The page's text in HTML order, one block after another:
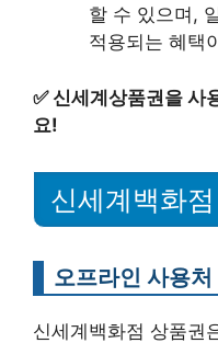
할 수 있으며,
적용되는 혜택
✅신세계상품권을 사
요!
신세계백화
오프라인 사용처
신세계백화점 상품권